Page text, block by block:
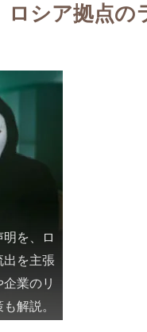
シア拠点の
を、ロ
出を主張
業のリ
解説。